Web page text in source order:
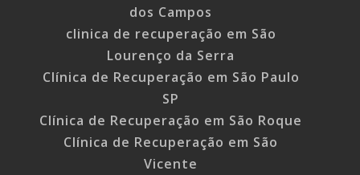
dos Campos
clinica de recuperação em São
Lourenço da Serra
Clínica de Recuperação em São Paulo
SP
Clínica de Recuperação em São Roque
Clínica de Recuperação em São
Vicente